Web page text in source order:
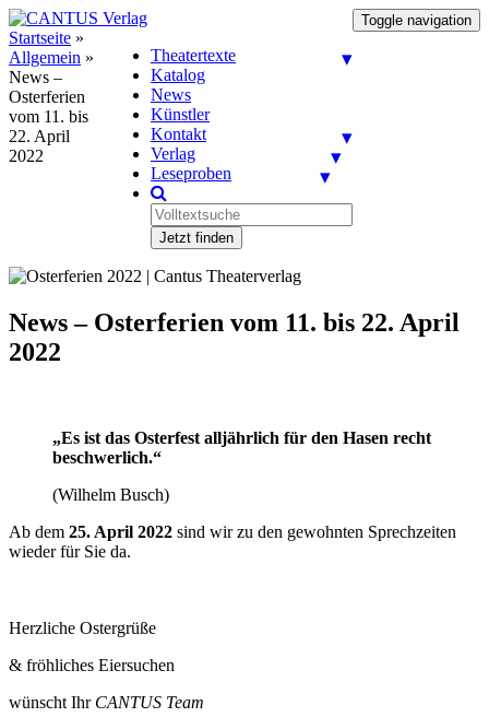
Toggle navigation
Theatertexte
Katalog
News
Künstler
Kontakt
Verlag
Leseproben
Jetzt finden
Startseite »
Allgemein »
News –
Osterferien
vom 11. bis
22. April
2022
News – Osterferien vom 11. bis 22. April
2022
„Es ist das Osterfest alljährlich für den Hasen recht
beschwerlich.“
(Wilhelm Busch)
Ab dem 25. April 2022 sind wir zu den gewohnten Sprechzeiten
wieder für Sie da.
Herzliche Ostergrüße
& fröhliches Eiersuchen
wünscht Ihr CANTUS Team